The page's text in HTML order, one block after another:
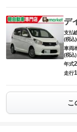
デ
支払
(税込
車両
(税込)
年式
走行
こ